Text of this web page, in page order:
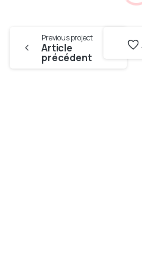
Reading
Previous project
Article
précédent